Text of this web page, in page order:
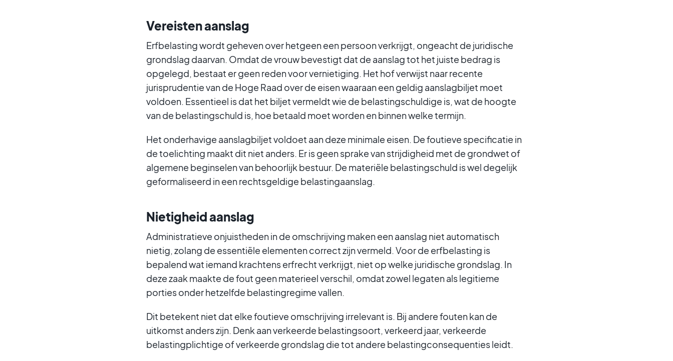
Vereisten aanslag
Erfbelasting wordt geheven over hetgeen een persoon verkrijgt, ongeacht de juridische
grondslag daarvan. Omdat de vrouw bevestigt dat de aanslag tot het juiste bedrag is
opgelegd, bestaat er geen reden voor vernietiging. Het hof verwijst naar recente
jurisprudentie van de Hoge Raad over de eisen waaraan een geldig aanslagbiljet moet
voldoen. Essentieel is dat het biljet vermeldt wie de belastingschuldige is, wat de hoogte
van de belastingschuld is, hoe betaald moet worden en binnen welke termijn.
Het onderhavige aanslagbiljet voldoet aan deze minimale eisen. De foutieve specificatie in
de toelichting maakt dit niet anders. Er is geen sprake van strijdigheid met de grondwet of
algemene beginselen van behoorlijk bestuur. De materiële belastingschuld is wel degelijk
geformaliseerd in een rechtsgeldige belastingaanslag.
Nietigheid aanslag
Administratieve onjuistheden in de omschrijving maken een aanslag niet automatisch
nietig, zolang de essentiële elementen correct zijn vermeld. Voor de erfbelasting is
bepalend wat iemand krachtens erfrecht verkrijgt, niet op welke juridische grondslag. In
deze zaak maakte de fout geen materieel verschil, omdat zowel legaten als legitieme
porties onder hetzelfde belastingregime vallen.
Dit betekent niet dat elke foutieve omschrijving irrelevant is. Bij andere fouten kan de
uitkomst anders zijn. Denk aan verkeerde belastingsoort, verkeerd jaar, verkeerde
belastingplichtige of verkeerde grondslag die tot andere belastingconsequenties leidt.